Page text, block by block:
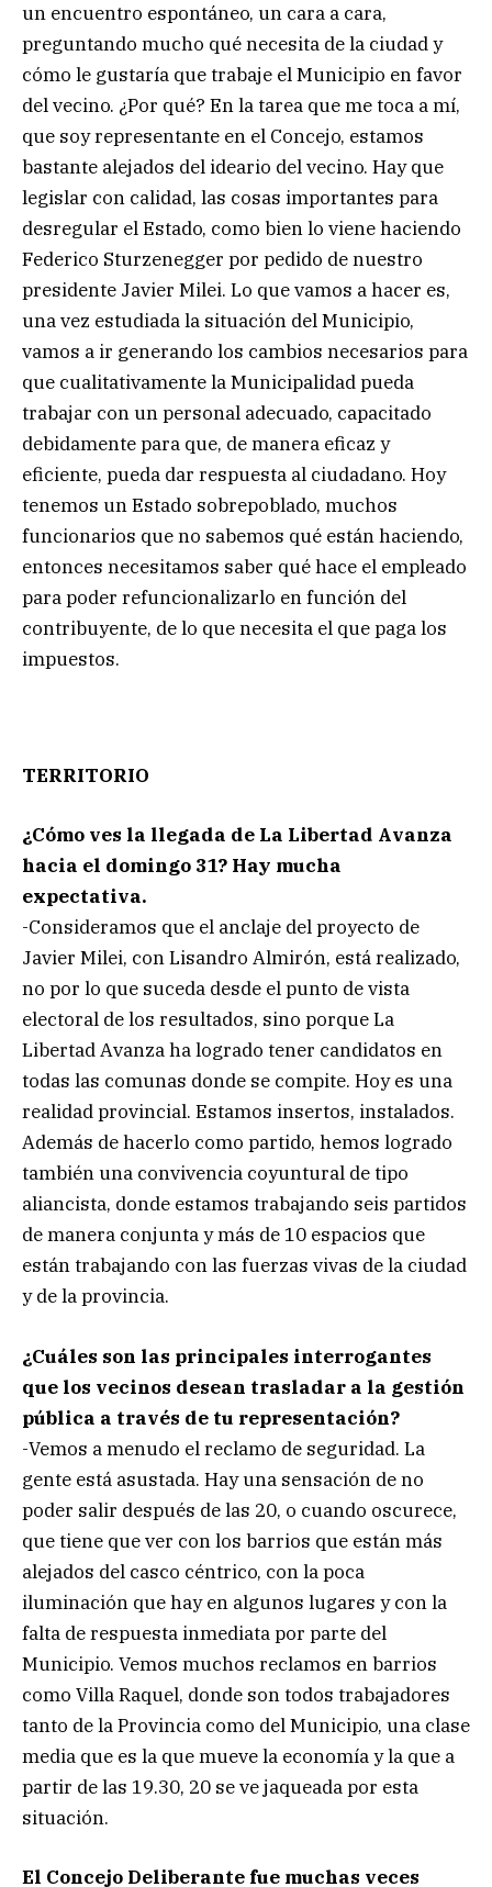
un encuentro espontáneo, un cara a cara,
preguntando mucho qué necesita de la ciudad y
cómo le gustaría que trabaje el Municipio en favor
del vecino. ¿Por qué? En la tarea que me toca a mí,
que soy representante en el Concejo, estamos
bastante alejados del ideario del vecino. Hay que
legislar con calidad, las cosas importantes para
desregular el Estado, como bien lo viene haciendo
Federico Sturzenegger por pedido de nuestro
presidente Javier Milei. Lo que vamos a hacer es,
una vez estudiada la situación del Municipio,
vamos a ir generando los cambios necesarios para
que cualitativamente la Municipalidad pueda
trabajar con un personal adecuado, capacitado
debidamente para que, de manera eficaz y
eficiente, pueda dar respuesta al ciudadano. Hoy
tenemos un Estado sobrepoblado, muchos
funcionarios que no sabemos qué están haciendo,
entonces necesitamos saber qué hace el empleado
para poder refuncionalizarlo en función del
contribuyente, de lo que necesita el que paga los
impuestos.
TERRITORIO
¿Cómo ves la llegada de La Libertad Avanza
hacia el domingo 31? Hay mucha
expectativa.
-Consideramos que el anclaje del proyecto de
Javier Milei, con Lisandro Almirón, está realizado,
no por lo que suceda desde el punto de vista
electoral de los resultados, sino porque La
Libertad Avanza ha logrado tener candidatos en
todas las comunas donde se compite. Hoy es una
realidad provincial. Estamos insertos, instalados.
Además de hacerlo como partido, hemos logrado
también una convivencia coyuntural de tipo
aliancista, donde estamos trabajando seis partidos
de manera conjunta y más de 10 espacios que
están trabajando con las fuerzas vivas de la ciudad
y de la provincia.
¿Cuáles son las principales interrogantes
que los vecinos desean trasladar a la gestión
pública a través de tu representación?
-Vemos a menudo el reclamo de seguridad. La
gente está asustada. Hay una sensación de no
poder salir después de las 20, o cuando oscurece,
que tiene que ver con los barrios que están más
alejados del casco céntrico, con la poca
iluminación que hay en algunos lugares y con la
falta de respuesta inmediata por parte del
Municipio. Vemos muchos reclamos en barrios
como Villa Raquel, donde son todos trabajadores
tanto de la Provincia como del Municipio, una clase
media que es la que mueve la economía y la que a
partir de las 19.30, 20 se ve jaqueada por esta
situación.
El Concejo Deliberante fue muchas veces